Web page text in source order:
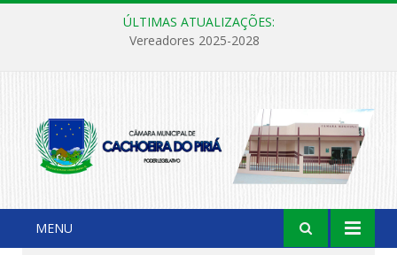
ÚLTIMAS ATUALIZAÇÕES:
Vereadores 2025-2028
MENU